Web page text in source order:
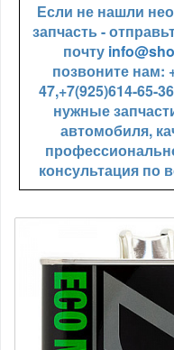
Если не нашли
запчасть -
почту
позвоните нам:
47,+7(925)614-65-
нужные
автомобиля,
консультация по